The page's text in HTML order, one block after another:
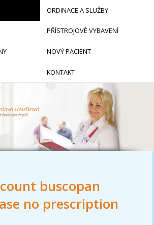
buscopan
no prescription
ORDINACE A SLUŽBY
PŘÍSTROJOVÉ VYBAVENÍ
NOVÝ PACIENT
KONTAKT